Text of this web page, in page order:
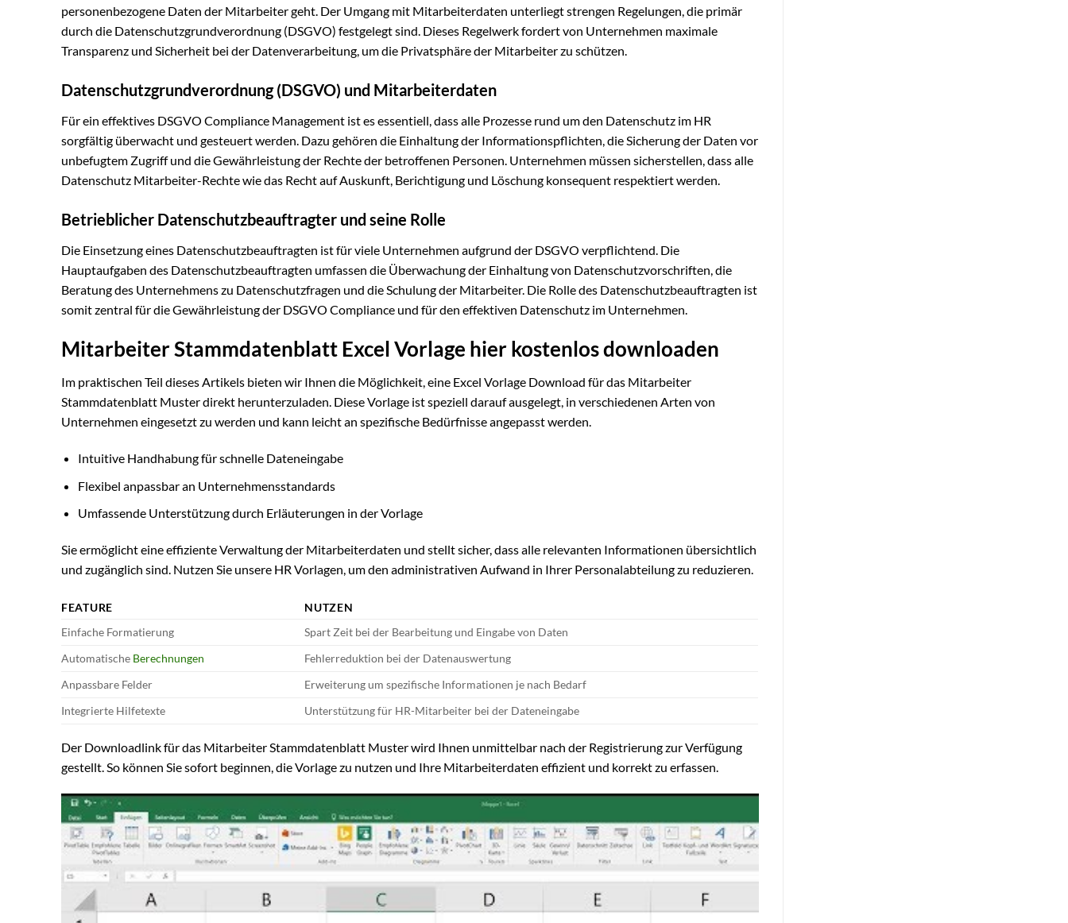
personenbezogene Daten der Mitarbeiter geht. Der Umgang mit Mitarbeiterdaten unterliegt strengen Regelungen, die primär
durch die Datenschutzgrundverordnung (DSGVO) festgelegt sind. Dieses Regelwerk fordert von Unternehmen maximale
Transparenz und Sicherheit bei der Datenverarbeitung, um die Privatsphäre der Mitarbeiter zu schützen.
Datenschutzgrundverordnung (DSGVO) und Mitarbeiterdaten
Für ein effektives DSGVO Compliance Management ist es essentiell, dass alle Prozesse rund um den Datenschutz im HR
sorgfältig überwacht und gesteuert werden. Dazu gehören die Einhaltung der Informationspflichten, die Sicherung der Daten vor
unbefugtem Zugriff und die Gewährleistung der Rechte der betroffenen Personen. Unternehmen müssen sicherstellen, dass alle
Datenschutz Mitarbeiter-Rechte wie das Recht auf Auskunft, Berichtigung und Löschung konsequent respektiert werden.
Betrieblicher Datenschutzbeauftragter und seine Rolle
Die Einsetzung eines Datenschutzbeauftragten ist für viele Unternehmen aufgrund der DSGVO verpflichtend. Die
Hauptaufgaben des Datenschutzbeauftragten umfassen die Überwachung der Einhaltung von Datenschutzvorschriften, die
Beratung des Unternehmens zu Datenschutzfragen und die Schulung der Mitarbeiter. Die Rolle des Datenschutzbeauftragten ist
somit zentral für die Gewährleistung der DSGVO Compliance und für den effektiven Datenschutz im Unternehmen.
Mitarbeiter Stammdatenblatt Excel Vorlage hier kostenlos downloaden
Im praktischen Teil dieses Artikels bieten wir Ihnen die Möglichkeit, eine Excel Vorlage Download für das Mitarbeiter
Stammdatenblatt Muster direkt herunterzuladen. Diese Vorlage ist speziell darauf ausgelegt, in verschiedenen Arten von
Unternehmen eingesetzt zu werden und kann leicht an spezifische Bedürfnisse angepasst werden.
Intuitive Handhabung für schnelle Dateneingabe
Flexibel anpassbar an Unternehmensstandards
Umfassende Unterstützung durch Erläuterungen in der Vorlage
Sie ermöglicht eine effiziente Verwaltung der Mitarbeiterdaten und stellt sicher, dass alle relevanten Informationen übersichtlich
und zugänglich sind. Nutzen Sie unsere HR Vorlagen, um den administrativen Aufwand in Ihrer Personalabteilung zu reduzieren.
FEATURE
NUTZEN
Einfache Formatierung
Spart Zeit bei der Bearbeitung und Eingabe von Daten
Automatische Berechnungen
Fehlerreduktion bei der Datenauswertung
Anpassbare Felder
Erweiterung um spezifische Informationen je nach Bedarf
Integrierte Hilfetexte
Unterstützung für HR-Mitarbeiter bei der Dateneingabe
Der Downloadlink für das Mitarbeiter Stammdatenblatt Muster wird Ihnen unmittelbar nach der Registrierung zur Verfügung
gestellt. So können Sie sofort beginnen, die Vorlage zu nutzen und Ihre Mitarbeiterdaten effizient und korrekt zu erfassen.